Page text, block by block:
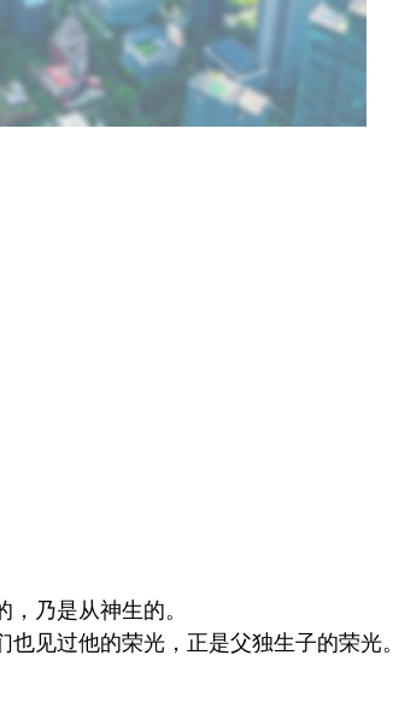
乃是从神生的。
见过他的荣光，正是父独生子的荣光。